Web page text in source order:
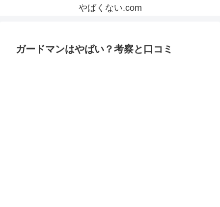
やばくない.com
ガードマンはやばい？考察と口コミ